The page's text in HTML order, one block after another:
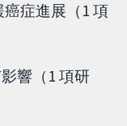
癌症進展（1 項
響（1 項研